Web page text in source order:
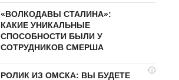
«ВОЛКОДАВЫ СТАЛИНА»:
КАКИЕ УНИКАЛЬНЫЕ
СПОСОБНОСТИ БЫЛИ У
СОТРУДНИКОВ СМЕРША
i
РОЛИК ИЗ ОМСКА: ВЫ БУДЕТЕ